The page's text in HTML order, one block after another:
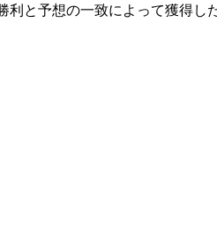
と予想の一致によって獲得し